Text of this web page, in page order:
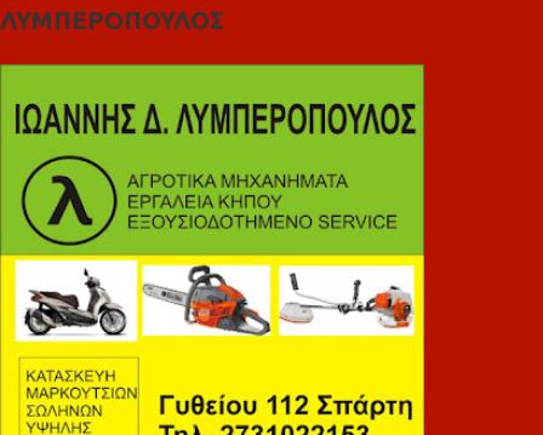
ΛΥΜΠΕΡΟΠΟΥΛΟΣ